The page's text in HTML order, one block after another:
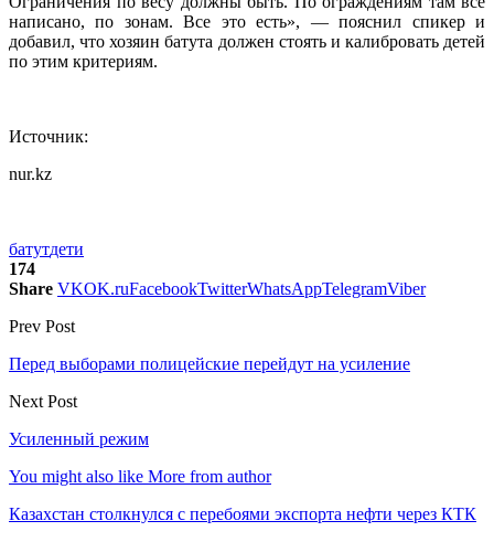
написано, по зонам. Все это есть», — пояснил спикер и
добавил, что хозяин батута должен стоять и калибровать детей
по этим критериям.
Источник:
nur.kz
батутдети
174
Share VKOK.ruFacebookTwitterWhatsAppTelegramViber
Prev Post
Перед выборами полицейские перейдут на усиление
Next Post
Усиленный режим
You might also like More from author
Казахстан столкнулся с перебоями экспорта нефти через КТК